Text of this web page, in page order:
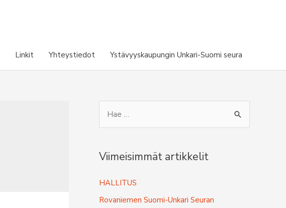
Linkit Yhteystiedot Ystävyyskaupungin Unkari-Suomi seura
r
h
f
Viimeisimmät artikkelit
HALLITUS
Rovaniemen Suomi-Unkari Seuran